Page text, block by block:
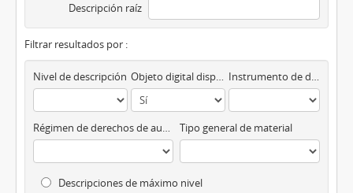
Descripción raíz
Filtrar resultados por :
Nivel de descripción Objeto digital disponibles Instrumento de descripción
Régimen de derechos de autor Tipo general de material
Descripciones de máximo nivel